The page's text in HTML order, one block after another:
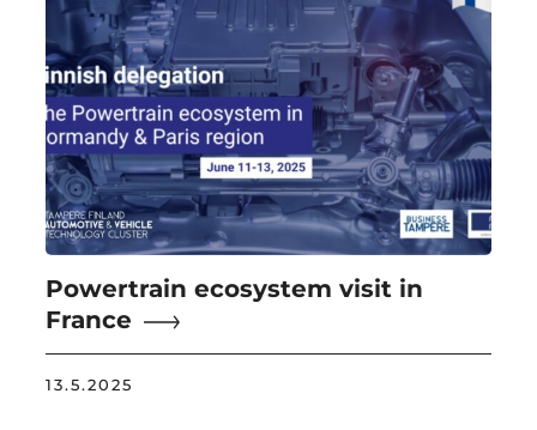
Powertrain ecosystem visit in
France
13.5.2025